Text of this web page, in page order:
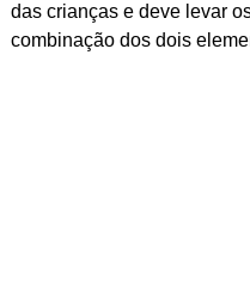
das crianças e deve levar
combinação dos dois